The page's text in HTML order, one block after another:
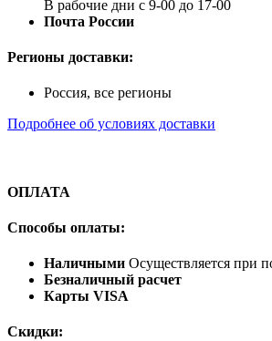
В рабочие дни с 9-00 до 17-00
Почта России
Регионы доставки:
Россия, все регионы
Подробнее об условиях доставки
ОПЛАТА
Способы оплаты:
Наличными Осуществляется при
Безналичный расчет
Карты VISA
Скидки: